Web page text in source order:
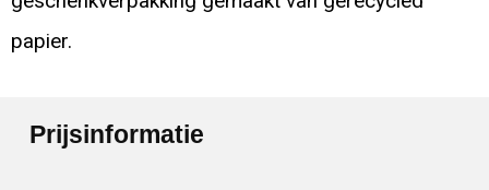
papier.
Prijsinformatie